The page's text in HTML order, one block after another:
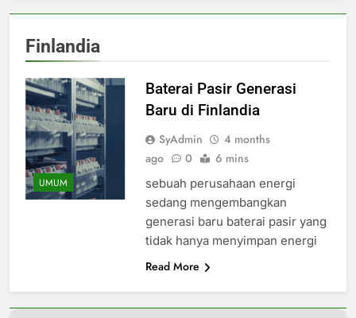
Finlandia
UMUM
Baterai Pasir Generasi
Baru di Finlandia
SyAdmin
4 months
ago
0 6 mins
sebuah perusahaan energi
sedang mengembangkan
generasi baru baterai pasir yang
tidak hanya menyimpan energi
Read More